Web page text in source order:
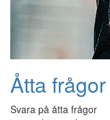
Åtta frågor
Svara på åtta frågor